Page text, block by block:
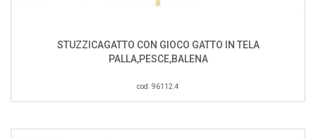
STUZZICAGATTO CON GIOCO GATTO IN TELA
PALLA,PESCE,BALENA
cod. 96112.4